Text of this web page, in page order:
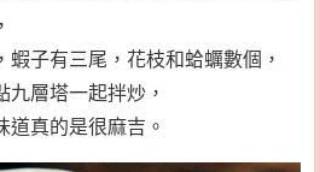
子有三尾，花枝和蛤蠣數個，
層塔一起拌炒，
道真的是很麻吉。